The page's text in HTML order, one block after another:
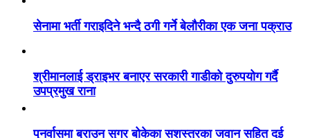
सेनामा भर्ती गराइदिने भन्दै ठगी गर्ने बेलौरीका एक जना पक्राउ
श्रीमानलाई ड्राइभर बनाएर सरकारी गाडीको दुरुपयोग गर्दै
उपप्रमुख राना
पुनर्वासमा ब्राउन सुगर बोकेका सशस्त्रका जवान सहित दुई